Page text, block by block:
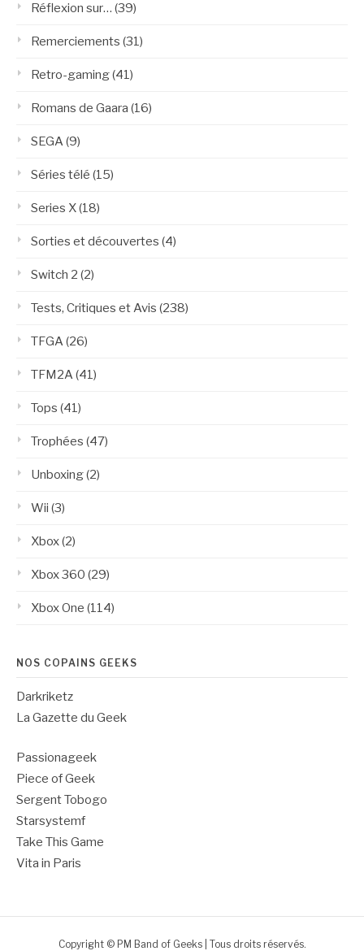
Réflexion sur… (39)
Remerciements (31)
Retro-gaming(41)
Romans de Gaara (16)
SEGA(9)
Séries télé (15)
Series X(18)
Sorties et découvertes (4)
Switch 2 (2)
Tests, Critiques et Avis (238)
TFGA(26)
TFM2A(41)
Tops (41)
Trophées (47)
Unboxing(2)
Wii (3)
Xbox(2)
Xbox 360 (29)
Xbox One (114)
NOS COPAINS GEEKS
Darkriketz
La Gazette du Geek
Passionageek
Piece of Geek
Sergent Tobogo
Starsystemf
Take This Game
Vita in Paris
Copyright © PM Band of Geeks | Tous droits réservés.